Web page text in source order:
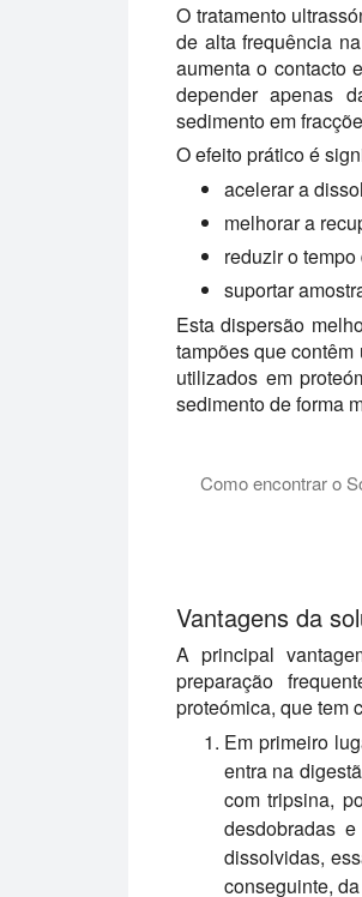
O tratamento
de alta frequência
aumenta o contacto
depender apenas
sedimento em
O efeito prático é
acelerar a
melhorar a
reduzir o
suportar
Esta dispersão
tampões que
utilizados em
sedimento de forma
Como encontrar o
Vantagens da
A principal
preparação
proteómica, que tem
Em primeiro
entra na
com tripsina,
desdobradas
dissolvidas,
conseguinte,